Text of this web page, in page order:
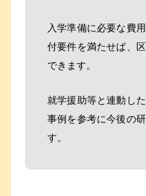
入学準備に必要な費
付要件を満たせば、
できます。
就学援助等と連動し
事例を参考に今後の
す。